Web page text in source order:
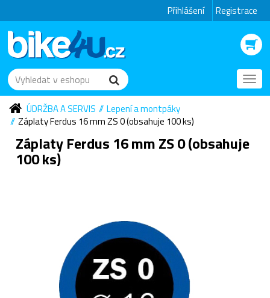
Přihlášení Registrace
ÚDRŽBA A SERVIS
Lepení a montpáky
Záplaty Ferdus 16 mm ZS 0 (obsahuje 100 ks)
Záplaty Ferdus 16 mm ZS 0 (obsahuje
100 ks)